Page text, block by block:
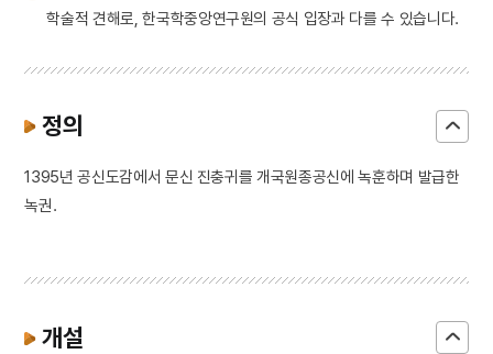
학술적 견해로, 한국학중앙연구원의 공식 입장과 다를 수 있습니다.
정의
1395년 공신도감에서 문신 진충귀를 개국원종공신에 녹훈하며 발급한
녹권.
개설